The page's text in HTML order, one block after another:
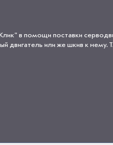
в помощи поставки
двигатель или же шкив к нему.